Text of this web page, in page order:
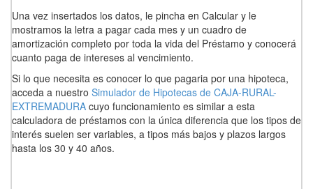
Una vez insertados los datos, le pincha en Calcular y le
mostramos la letra a pagar cada mes y un cuadro de
amortización completo por toda la vida del Préstamo y conocerá
cuanto paga de intereses al vencimiento.
Si lo que necesita es conocer lo que pagaria por una hipoteca,
acceda a nuestro Simulador de Hipotecas de CAJA-RURAL-
EXTREMADURA cuyo funcionamiento es similar a esta
calculadora de préstamos con la única diferencia que los tipos de
interés suelen ser variables, a tipos más bajos y plazos largos
hasta los 30 y 40 años.